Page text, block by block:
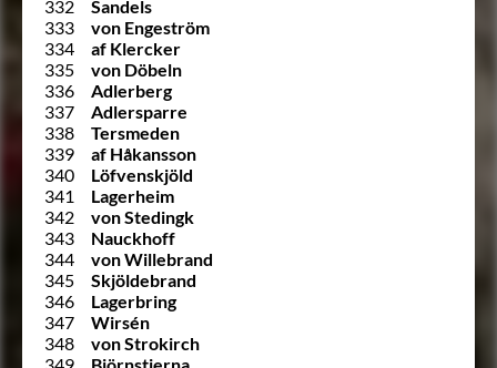
332
Sandels
333
von Engeström
334
af Klercker
335
von Döbeln
336
Adlerberg
337
Adlersparre
338
Tersmeden
339
af Håkansson
340
Löfvenskjöld
341
Lagerheim
342
von Stedingk
343
Nauckhoff
344
von Willebrand
345
Skjöldebrand
346
Lagerbring
347
Wirsén
348
von Strokirch